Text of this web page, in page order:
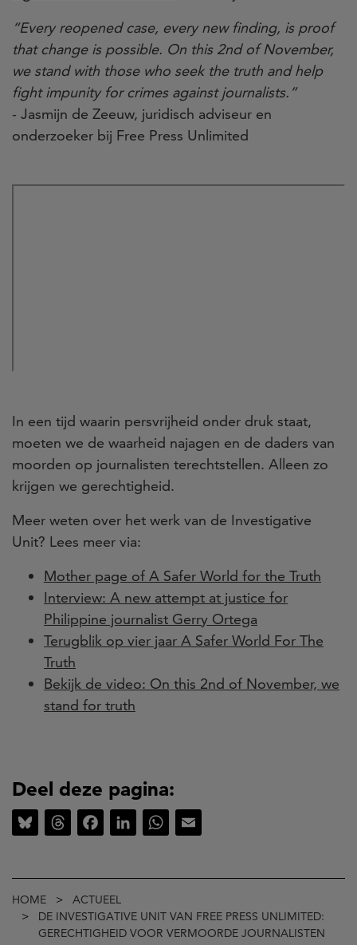
“Every reopened case, every new finding, is proof
that change is possible. On this 2nd of November,
we stand with those who seek the truth and help
fight impunity for crimes against journalists.”
- Jasmijn de Zeeuw, juridisch adviseur en
onderzoeker bij Free Press Unlimited
In een tijd waarin persvrijheid onder druk staat,
moeten we de waarheid najagen en de daders van
moorden op journalisten terechtstellen. Alleen zo
krijgen we gerechtigheid.
Meer weten over het werk van de Investigative
Unit? Lees meer via:
Mother page of A Safer World for the Truth
Interview: A new attempt at justice for
Philippine journalist Gerry Ortega
Terugblik op vier jaar A Safer World For The
Truth
Bekijk de video: On this 2nd of November, we
stand for truth
Deel deze pagina:
Bluesky ThreadsFacebookLinkedInWhatsApp
Kruimelpad
HOME
ACTUEEL
DE INVESTIGATIVE UNIT VAN FREE PRESS UNLIMITED:
GERECHTIGHEID VOOR VERMOORDE JOURNALISTEN